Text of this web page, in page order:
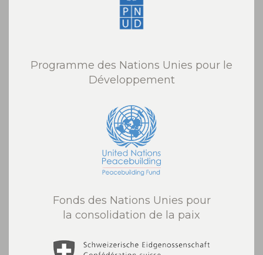
Programme des Nations Unies pour le
Développement
Fonds des Nations Unies pour
la consolidation de la paix